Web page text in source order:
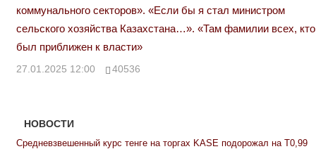
коммунального секторов». «Если бы я стал министром
сельского хозяйства Казахстана…». «Там фамилии всех, кто
был приближен к власти»
27.01.2025 12:00 40536
НОВОСТИ
Средневзвешенный курс тенге на торгах KASE подорожал на Т0,99